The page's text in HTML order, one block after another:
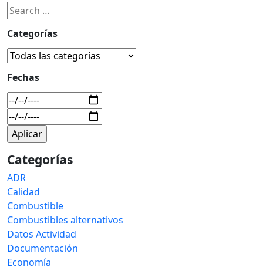
Categorías
Fechas
Categorías
ADR
Calidad
Combustible
Combustibles alternativos
Datos Actividad
Documentación
Economía